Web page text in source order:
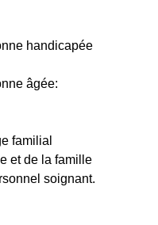
handicapée
âgée:
familial
et de la famille
soignant.